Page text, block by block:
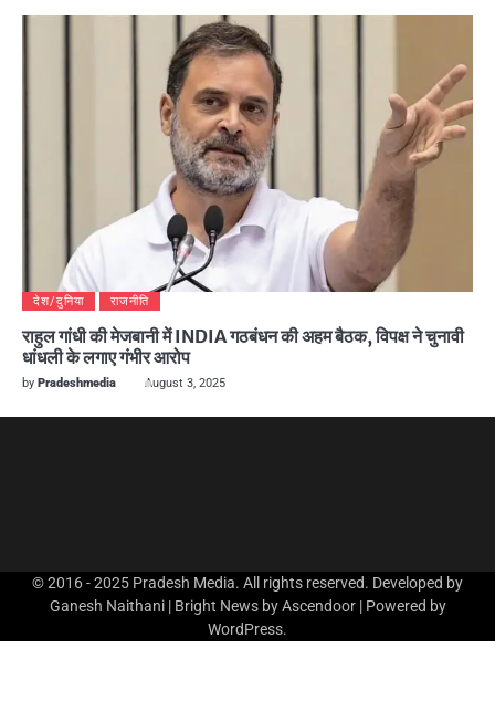
देश/दुनिया राजनीति
राहुल गांधी की मेजबानी में INDIA गठबंधन की अहम बैठक, विपक्ष ने चुनावी
धांधली के लगाए गंभीर आरोप
by Pradeshmedia August 3, 2025
© 2016 - 2025 Pradesh Media. All rights reserved. Developed by
Ganesh Naithani | Bright News byAscendoor| Powered by
WordPress.